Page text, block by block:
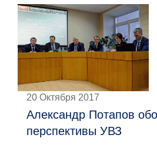
20 Октября 2017
Александр Потапов
перспективы УВЗ